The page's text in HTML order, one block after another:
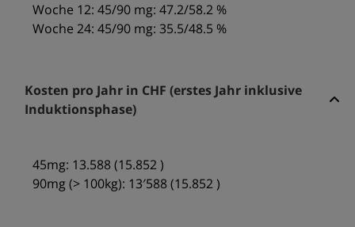
Woche 12: 45/90 mg: 47.2/58.2 %
Woche 24: 45/90 mg: 35.5/48.5 %
Kosten pro Jahr in CHF (erstes Jahr inklusive
Induktionsphase)
45mg: 13.588 (15.852 )
90mg (> 100kg): 13′588 (15.852 )